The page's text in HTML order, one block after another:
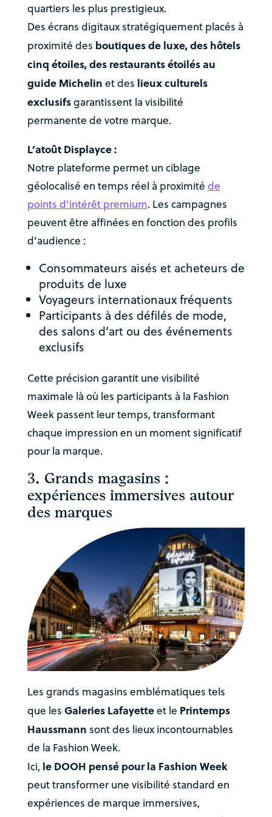
quartiers les plus prestigieux.
Des écrans digitaux stratégiquement placés à
proximité des boutiques de luxe, des hôtels
cinq étoiles, des restaurants étoilés au
guide Michelin et des lieux culturels
exclusifsgarantissent la visibilité
permanente de votre marque.
L’atoût Displayce :
Notre plateforme permet un ciblage
géolocalisé en temps réel à proximité de
points d’intérêt premium. Les campagnes
peuvent être affinées en fonction des profils
d’audience :
Consommateurs aisés et acheteurs de
produits de luxe
Voyageurs internationaux fréquents
Participants à des défilés de mode,
des salons d’art ou des événements
exclusifs
Cette précision garantit une visibilité
maximale là où les participants à la Fashion
Week passent leur temps, transformant
chaque impression en un moment significatif
pour la marque.
3. Grands magasins :
expériences immersives autour
des marques
Les grands magasins emblématiques tels
que les Galeries Lafayetteet le Printemps
Haussmann sont des lieux incontournables
de la Fashion Week.
Ici, le DOOH pensé pour la Fashion Week
peut transformer une visibilité standard en
expériences de marque immersives,